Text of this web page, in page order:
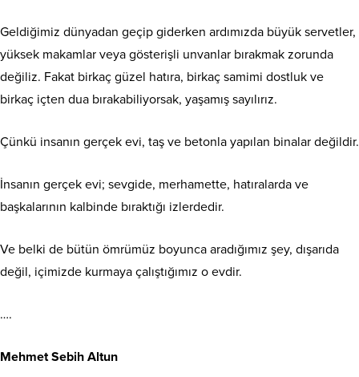
Geldiğimiz dünyadan geçip giderken ardımızda büyük servetler,
yüksek makamlar veya gösterişli unvanlar bırakmak zorunda
değiliz. Fakat birkaç güzel hatıra, birkaç samimi dostluk ve
birkaç içten dua bırakabiliyorsak, yaşamış sayılırız.
Çünkü insanın gerçek evi, taş ve betonla yapılan binalar değildir.
İnsanın gerçek evi; sevgide, merhamette, hatıralarda ve
başkalarının kalbinde bıraktığı izlerdedir.
Ve belki de bütün ömrümüz boyunca aradığımız şey, dışarıda
değil, içimizde kurmaya çalıştığımız o evdir.
….
Mehmet Sebih Altun